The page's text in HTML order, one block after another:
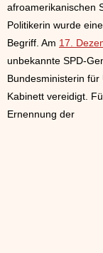
afroamerikanischen
Politikerin wurde
Begriff. Am 17.
unbekannte SPD-
Bundesministerin
Kabinett vereidigt.
Ernennung der